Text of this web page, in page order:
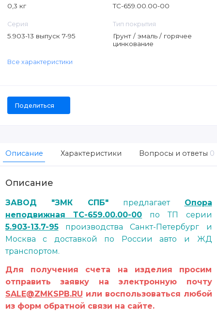
0,3 кг ТС-659.00.00-00
Серия
5.903-13 выпуск 7-95
Тип покрытия
Грунт / эмаль / горячее
цинкование
Все характеристики
Поделиться
Описание Характеристики Вопросы и ответы 0
Описание
ЗАВОД "ЗМК СПБ" предлагает Опора
неподвижная ТС-659.00.00-00 по ТП серии
5.903-13.7-95производства Санкт-Петербург и
Москва с доставкой по России авто и ЖД
транспортом.
Для получения счета на изделия просим
отправить заявку на электронную почту
SALE@ZMKSPB.RU или воспользоваться любой
из форм обратной связи на сайте.